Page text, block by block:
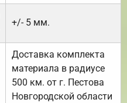
+/- 5 мм.
Доставка комплекта
материала в радиусе
500 км. от г. Пестова
Новгородской области